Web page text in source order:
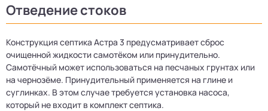
Отведение стоков
Конструкция септика Астра 3 предусматривает сброс
очищенной жидкости самотёком или принудительно.
Самотёчный может использоваться на песчаных грунтах или
на чернозёме. Принудительный применяется на глине и
суглинках. В этом случае требуется установка насоса,
который не входит в комплект септика.